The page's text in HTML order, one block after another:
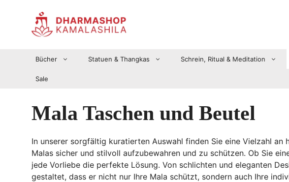
Bücher Statuen & Thangkas Schrein, Ritual & Meditation
Sale
Mala Taschen und Beutel
In unserer sorgfältig kuratierten Auswahl finden Sie eine Vielzahl
Malas sicher und stilvoll aufzubewahren und zu schützen. Ob Sie
jede Vorliebe die perfekte Lösung. Von schlichten und eleganten
gestaltet, dass er nicht nur Ihre Mala schützt, sondern auch Ihre